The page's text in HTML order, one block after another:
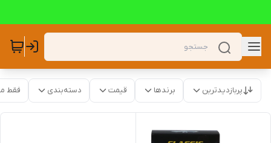
پربازدیدترین برندها قیمت دسته‌بندی فقط